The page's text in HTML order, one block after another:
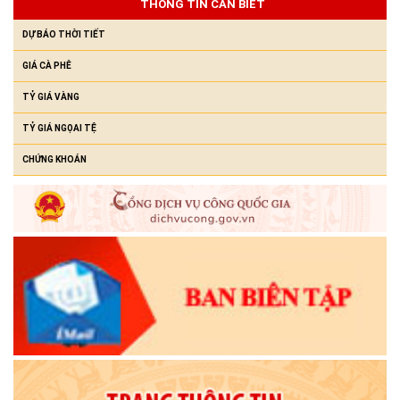
THÔNG TIN CẦN BIẾT
DỰ BÁO THỜI TIẾT
GIÁ CÀ PHÊ
TỶ GIÁ VÀNG
TỶ GIÁ NGỌAI TỆ
CHỨNG KHOÁN
(23/07/2026)